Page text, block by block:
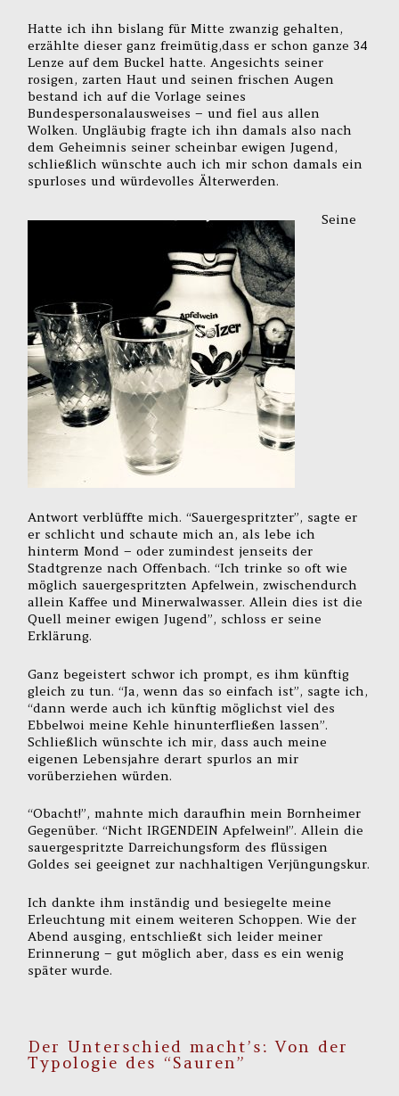
Hatte ich ihn bislang für Mitte zwanzig gehalten,
erzählte dieser ganz freimütig,dass er schon ganze 34
Lenze auf dem Buckel hatte. Angesichts seiner
rosigen, zarten Haut und seinen frischen Augen
bestand ich auf die Vorlage seines
Bundespersonalausweises – und fiel aus allen
Wolken. Ungläubig fragte ich ihn damals also nach
dem Geheimnis seiner scheinbar ewigen Jugend,
schließlich wünschte auch ich mir schon damals ein
spurloses und würdevolles Älterwerden.
Seine
Antwort verblüffte mich. “Sauergespritzter”, sagte er
er schlicht und schaute mich an, als lebe ich
hinterm Mond – oder zumindest jenseits der
Stadtgrenze nach Offenbach. “Ich trinke so oft wie
möglich sauergespritzten Apfelwein, zwischendurch
allein Kaffee und Minerwalwasser. Allein dies ist die
Quell meiner ewigen Jugend”, schloss er seine
Erklärung.
Ganz begeistert schwor ich prompt, es ihm künftig
gleich zu tun. “Ja, wenn das so einfach ist”, sagte ich,
“dann werde auch ich künftig möglichst viel des
Ebbelwoi meine Kehle hinunterfließen lassen”.
Schließlich wünschte ich mir, dass auch meine
eigenen Lebensjahre derart spurlos an mir
vorüberziehen würden.
“Obacht!”, mahnte mich daraufhin mein Bornheimer
Gegenüber. “Nicht IRGENDEIN Apfelwein!”. Allein die
sauergespritzte Darreichungsform des flüssigen
Goldes sei geeignet zur nachhaltigen Verjüngungskur.
Ich dankte ihm inständig und besiegelte meine
Erleuchtung mit einem weiteren Schoppen. Wie der
Abend ausging, entschließt sich leider meiner
Erinnerung – gut möglich aber, dass es ein wenig
später wurde.
Der Unterschied macht’s: Von der
Typologie des “Sauren”